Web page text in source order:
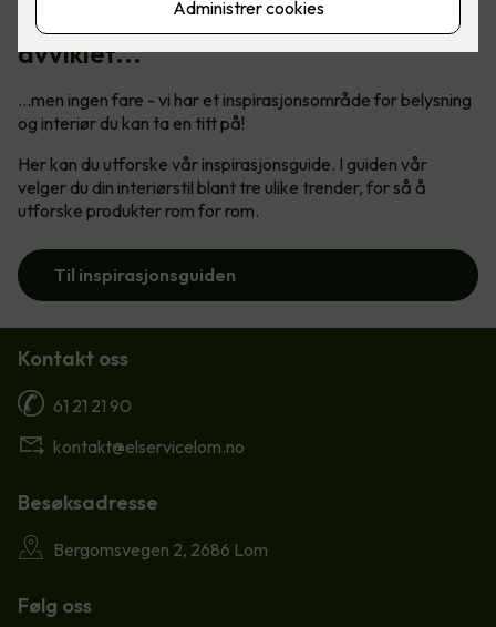
Vårt digitale showroom er dessverre
avviklet...
...men ingen fare - vi har et inspirasjonsområde for belysning
og interiør du kan ta en titt på!
Her kan du utforske vår inspirasjonsguide. I guiden vår
velger du din interiørstil blant tre ulike trender, for så å
utforske produkter rom for rom.
Til inspirasjonsguiden
Kontakt oss
61 21 21 90
kontakt@elservicelom.no
Besøksadresse
Bergomsvegen 2, 2686 Lom
Følg oss